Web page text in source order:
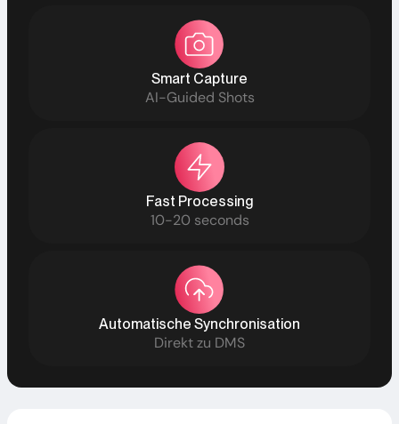
Smart Capture
AI-Guided Shots
Fast Processing
10-20 seconds
Automatische Synchronisation
Direkt zu DMS